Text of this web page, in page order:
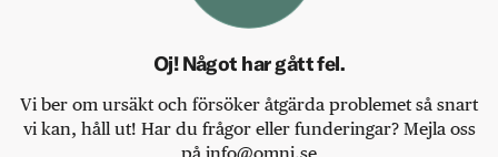
Oj! Något har gått fel.
Vi ber om ursäkt och försöker åtgärda problemet så snart
vi kan, håll ut! Har du frågor eller funderingar? Mejla oss